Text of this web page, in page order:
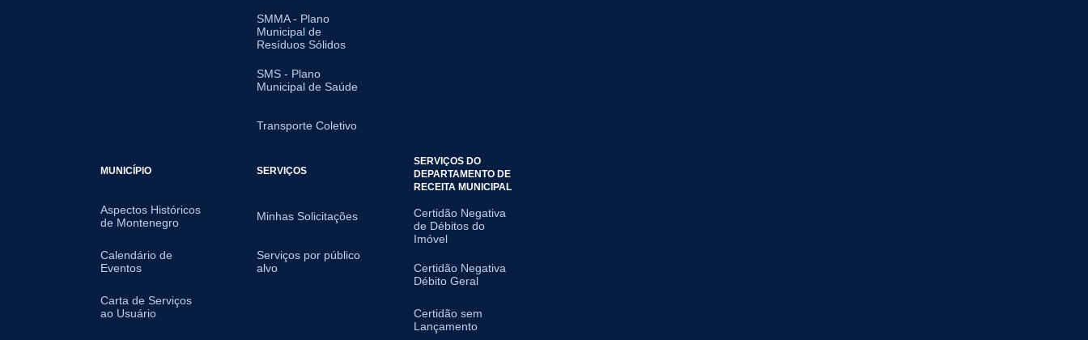
SMMA - Plano
Municipal de
Resíduos Sólidos
SMS - Plano
Municipal de Saúde
Transporte Coletivo
MUNICÍPIO
Aspectos Históricos
de Montenegro
Calendário de
Eventos
Carta de Serviços
ao Usuário
SERVIÇOS
Minhas Solicitações
Serviços por público
alvo
SERVIÇOS DO
DEPARTAMENTO DE
RECEITA MUNICIPAL
Certidão Negativa
de Débitos do
Imóvel
Certidão Negativa
Débito Geral
Certidão sem
Lançamento